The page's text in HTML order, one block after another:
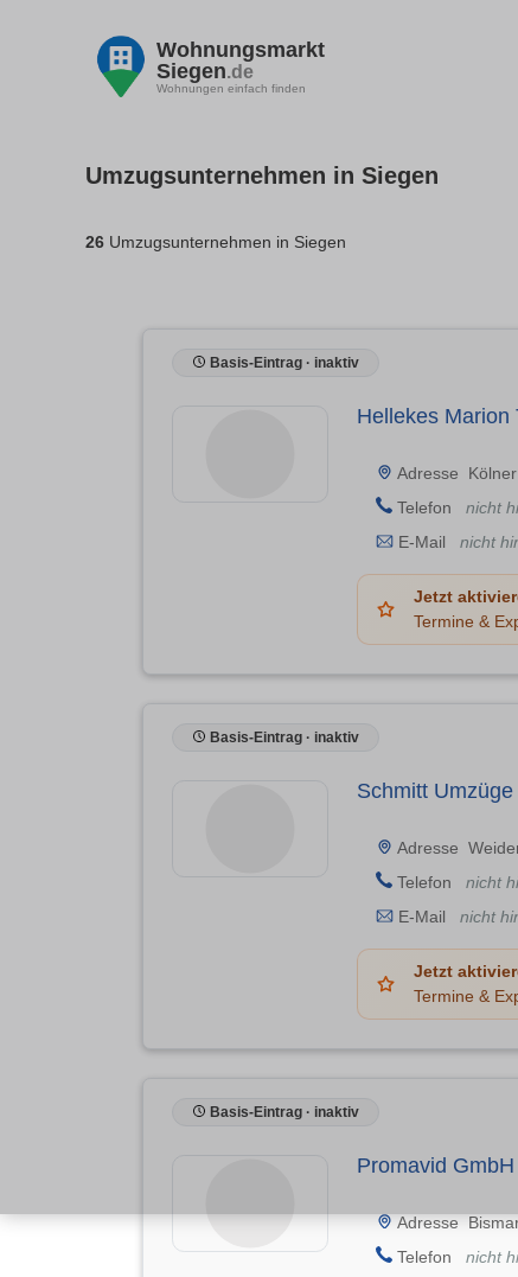
Wohnungsmarkt
Siegen.de
Wohnungen einfach finden
Umzugsunternehmen in Siegen
26 Umzugsunternehmen in Siegen
Basis-Eintrag · inaktiv
Hellekes Marion
Adresse
Telefon
nicht
E-Mail
nicht
Jetzt
Termine &
Basis-Eintrag · inaktiv
Schmitt
Adresse
Telefon
nicht
E-Mail
nicht
Jetzt
Termine &
Basis-Eintrag · inaktiv
Promavid GmbH
Adresse
Telefon
nicht